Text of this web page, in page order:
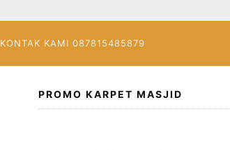
KONTAK KAMI 087815485879
PROMO KARPET MASJID